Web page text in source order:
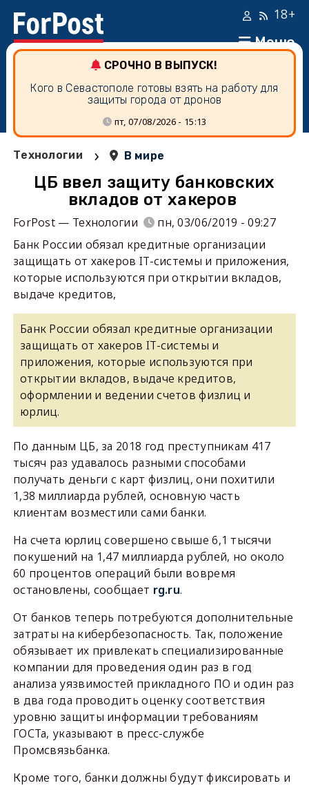
Меню
18+
СРОЧНО В ВЫПУСК!
Кого в Севастополе готовы взять на работу для
защиты города от дронов
пт, 07/08/2026 - 15:13
Технологии › В мире
ЦБ ввел защиту банковских
вкладов от хакеров
ForPost — Технологии
пн, 03/06/2019 - 09:27
Банк России обязал кредитные организации
защищать от хакеров IT-системы и приложения,
которые используются при открытии вкладов,
выдаче кредитов,
Банк России обязал кредитные организации
защищать от хакеров IT-системы и
приложения, которые используются при
открытии вкладов, выдаче кредитов,
оформлении и ведении счетов физлиц и
юрлиц.
По данным ЦБ, за 2018 год преступникам 417
тысяч раз удавалось разными способами
получать деньги с карт физлиц, они похитили
1,38 миллиарда рублей, основную часть
клиентам возместили сами банки.
На счета юрлиц совершено свыше 6,1 тысячи
покушений на 1,47 миллиарда рублей, но около
60 процентов операций были вовремя
остановлены, сообщает rg.ru.
От банков теперь потребуются дополнительные
затраты на кибербезопасность. Так, положение
обязывает их привлекать специализированные
компании для проведения один раз в год
анализа уязвимостей прикладного ПО и один раз
в два года проводить оценку соответствия
уровню защиты информации требованиям
ГОСТа, указывают в пресс-службе
Промсвязьбанка.
Кроме того, банки должны будут фиксировать и